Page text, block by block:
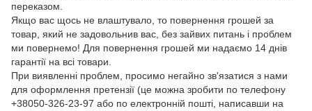
переказом.
Якщо вас щось не влаштувало, то повернення грошей за
товар, який не задовольнив вас, без зайвих питань і проблем
ми повернемо! Для повернення грошей ми надаємо 14 днів
гарантії на всі товари.
При виявленні проблем, просимо негайно зв'язатися з нами
для оформлення претензії (це можна зробити по телефону
+38050-326-23-97 або по електронній пошті, написавши на